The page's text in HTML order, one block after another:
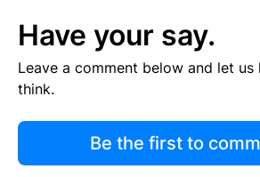
Have your say.
Leave a comment below and let
think.
Be the first to